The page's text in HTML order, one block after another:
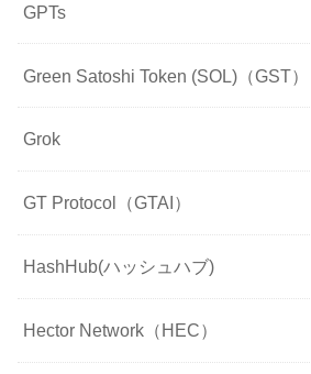
GPTs
Green Satoshi Token (SOL)（GST）
Grok
GT Protocol（GTAI）
HashHub(ハッシュハブ)
Hector Network（HEC）